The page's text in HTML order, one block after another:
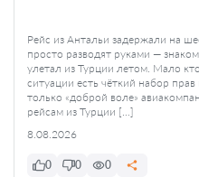
Рейс из Антальи задержали на
просто разводят руками —
улетал из Турции летом. Мало
ситуации есть чёткий набор
только «доброй воле»
рейсам из Турции […]
8.08.2026
0 0 0